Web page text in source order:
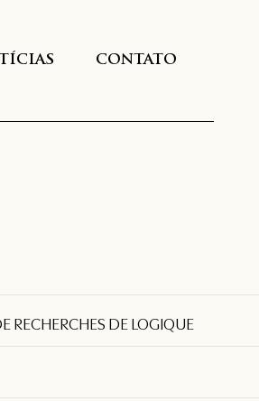
CONTATO
RECHERCHES DE LOGIQUE